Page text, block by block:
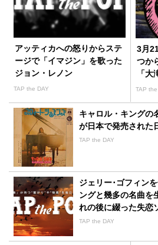
アッティカへの怒りからステ
ージで「イマジン」を歌った
ジョン・レノン
TAP the DAY
3月
つか
「
か
TAP the
キャロル・キングの
が日本で発売された
TAP the DAY
ジェリー･ゴフィン
ングと幾多の名曲を
れの後に綴った失恋
TAP the DAY